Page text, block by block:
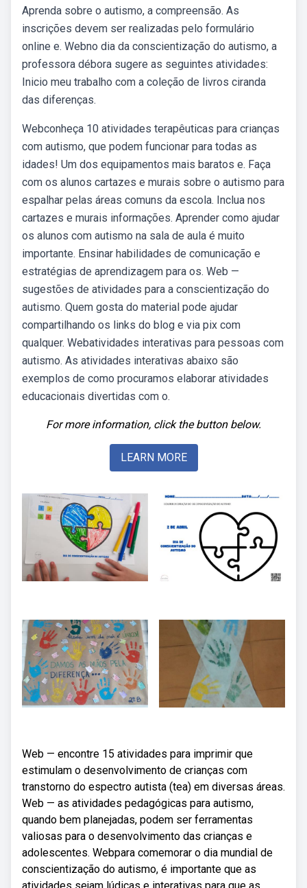
Aprenda sobre o autismo, a compreensão. As
inscrições devem ser realizadas pelo formulário
online e. Webno dia da conscientização do autismo, a
professora débora sugere as seguintes atividades:
Inicio meu trabalho com a coleção de livros ciranda
das diferenças.
Webconheça 10 atividades terapêuticas para crianças
com autismo, que podem funcionar para todas as
idades! Um dos equipamentos mais baratos e. Faça
com os alunos cartazes e murais sobre o autismo para
espalhar pelas áreas comuns da escola. Inclua nos
cartazes e murais informações. Aprender como ajudar
os alunos com autismo na sala de aula é muito
importante. Ensinar habilidades de comunicação e
estratégias de aprendizagem para os. Web —
sugestões de atividades para a conscientização do
autismo. Quem gosta do material pode ajudar
compartilhando os links do blog e via pix com
qualquer. Webatividades interativas para pessoas com
autismo. As atividades interativas abaixo são
exemplos de como procuramos elaborar atividades
educacionais divertidas com o.
For more information, click the button below.
LEARN MORE
Web — encontre 15 atividades para imprimir que
estimulam o desenvolvimento de crianças com
transtorno do espectro autista (tea) em diversas áreas.
Web — as atividades pedagógicas para autismo,
quando bem planejadas, podem ser ferramentas
valiosas para o desenvolvimento das crianças e
adolescentes. Webpara comemorar o dia mundial de
conscientização do autismo, é importante que as